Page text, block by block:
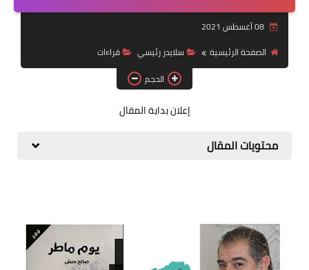
قراءات
دراسات
مقالات
ذاكرة كوباني
مواهب جديدة
08 أغسطس 2021
الصفحة الرئيسية
سلايدر رئيسي
قراءات
الحجم
إعلان بداية المقال
محتويات المقال